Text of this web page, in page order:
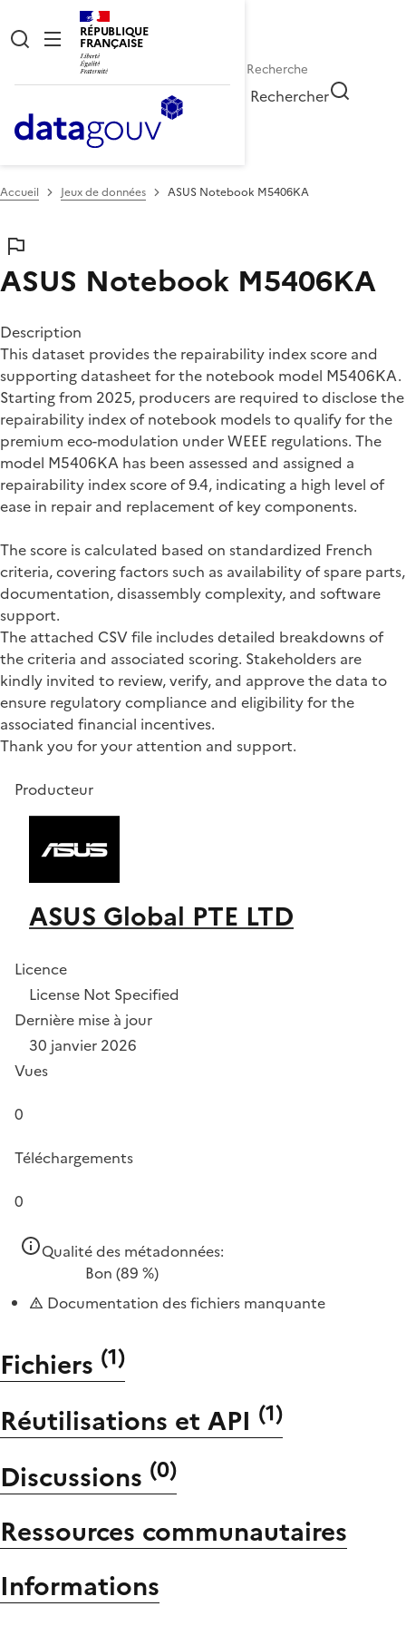
RÉPUBLIQUE
FRANÇAISE
Rechercher
Accueil Jeux de données ASUS Notebook M5406KA
ASUS Notebook M5406KA
Description
This dataset provides the repairability index score and
supporting datasheet for the notebook model M5406KA.
Starting from 2025, producers are required to disclose the
repairability index of notebook models to qualify for the
premium eco-modulation under WEEE regulations. The
model M5406KA has been assessed and assigned a
repairability index score of 9.4, indicating a high level of
ease in repair and replacement of key components.
The score is calculated based on standardized French
criteria, covering factors such as availability of spare parts,
documentation, disassembly complexity, and software
support.
The attached CSV file includes detailed breakdowns of
the criteria and associated scoring. Stakeholders are
kindly invited to review, verify, and approve the data to
ensure regulatory compliance and eligibility for the
associated financial incentives.
Thank you for your attention and support.
Producteur
ASUS Global PTE LTD
Licence
License Not Specified
Dernière mise à jour
30 janvier 2026
Vues
0
Téléchargements
0
Qualité des métadonnées:
Bon (89 %)
Documentation des fichiers manquante
Fichiers (1)
Réutilisations et API (1)
Discussions (0)
Ressources communautaires
Informations